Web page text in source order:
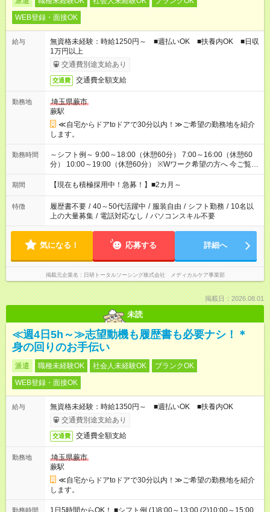
WEB登録・面接OK
給与
無資格未経験：時給1250円～ ■週払いOK ■扶養内OK ■日収
1万円以上
交通費別途支給あり
交通費 交通費全額支給
勤務地
埼玉県蕨市
蕨駅
≪自宅からドアtoドアで30分以内！≫ご希望の勤務地を紹介
します。
勤務時間
～シフト例～ 9:00～18:00（休憩60分） 7:00～16:00（休憩60
分） 10:00～19:00（休憩60分） ※Wワーク希望の方へ 今ご覧の
お仕事で希望する勤務時間と、もう1つのお仕事の勤務時間の合
計が 週40時間を超えなければOKです。
期間 【現在も積極採用中！急募！】■2カ月～
特徴 履歴書不要 / 40～50代活躍中 / 服装自由 / シフト勤務 / 10名以
上の大量募集 / 電話対応なし / パソコンスキル不要
気になる！ 応募する 詳細へ
掲載元企業名 日研トータルソーシング株式会社 メディカルケア事業部
掲載日：2026.08.01
未読
≪週4日5h～≫志望動機も履歴書も必要ナシ！＊
身の回りのお手伝い
派遣 職種未経験OK 社会人未経験OK
ブランクOK
WEB登録・面接OK
給与
無資格未経験：時給1350円～ ■週払いOK ■扶養内OK
交通費別途支給あり
交通費 交通費全額支給
勤務地
埼玉県蕨市
蕨駅
≪自宅からドアtoドアで30分以内！≫ご希望の勤務地を紹介
します。
勤務時間
1日5時間からOK！ ■シフト例 (1)8:00～13:00 (2)10:00～15:00